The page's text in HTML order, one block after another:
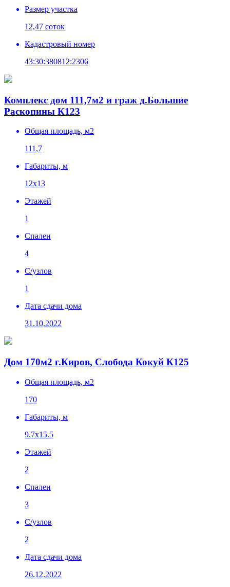
Размер участка
12,47 соток
Кадастровый номер
43:30:380812:2306
Комплекс дом 111,7м2 и граж д.Большие
Раскопины К123
Общая площадь, м2
111,7
Габариты, м
12х13
Этажей
1
Спален
4
C/узлов
1
Дата сдачи дома
31.10.2022
Дом 170м2 г.Киров, Слобода Кокуй К125
Общая площадь, м2
170
Габариты, м
9.7х15.5
Этажей
2
Спален
3
C/узлов
2
Дата сдачи дома
26.12.2022